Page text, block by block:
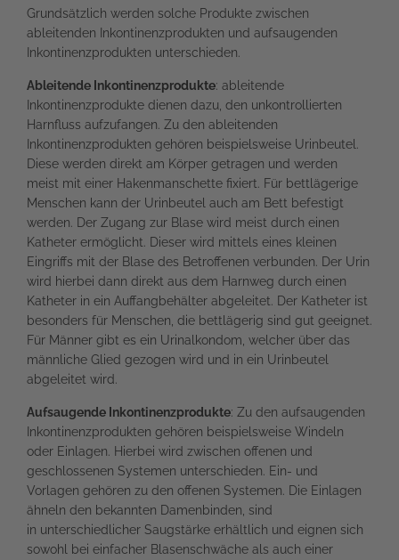
Grundsätzlich werden solche Produkte zwischen
ableitenden Inkontinenzprodukten und aufsaugenden
Inkontinenzprodukten unterschieden.
Ableitende Inkontinenzprodukte: ableitende
Inkontinenzprodukte dienen dazu, den unkontrollierten
Harnfluss aufzufangen. Zu den ableitenden
Inkontinenzprodukten gehören beispielsweise Urinbeutel.
Diese werden direkt am Körper getragen und werden
meist mit einer Hakenmanschette fixiert. Für bettlägerige
Menschen kann der Urinbeutel auch am Bett befestigt
werden. Der Zugang zur Blase wird meist durch einen
Katheter ermöglicht. Dieser wird mittels eines kleinen
Eingriffs mit der Blase des Betroffenen verbunden. Der Urin
wird hierbei dann direkt aus dem Harnweg durch einen
Katheter in ein Auffangbehälter abgeleitet. Der Katheter ist
besonders für Menschen, die bettlägerig sind gut geeignet.
Für Männer gibt es ein Urinalkondom, welcher über das
männliche Glied gezogen wird und in ein Urinbeutel
abgeleitet wird.
Aufsaugende Inkontinenzprodukte: Zu den aufsaugenden
Inkontinenzprodukten gehören beispielsweise Windeln
oder Einlagen. Hierbei wird zwischen offenen und
geschlossenen Systemen unterschieden. Ein- und
Vorlagen gehören zu den offenen Systemen. Die Einlagen
ähneln den bekannten Damenbinden, sind
in unterschiedlicher Saugstärke erhältlich und eignen sich
sowohl bei einfacher Blasenschwäche als auch einer